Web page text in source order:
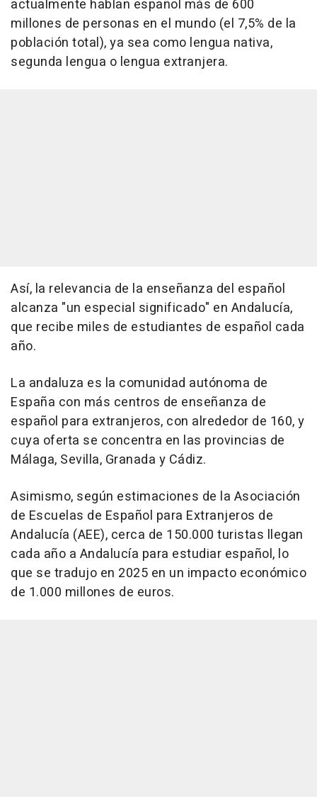
actualmente hablan español más de 600
millones de personas en el mundo (el 7,5% de la
población total), ya sea como lengua nativa,
segunda lengua o lengua extranjera.
Así, la relevancia de la enseñanza del español
alcanza "un especial significado" en Andalucía,
que recibe miles de estudiantes de español cada
año.
La andaluza es la comunidad autónoma de
España con más centros de enseñanza de
español para extranjeros, con alrededor de 160, y
cuya oferta se concentra en las provincias de
Málaga, Sevilla, Granada y Cádiz.
Asimismo, según estimaciones de la Asociación
de Escuelas de Español para Extranjeros de
Andalucía (AEE), cerca de 150.000 turistas llegan
cada año a Andalucía para estudiar español, lo
que se tradujo en 2025 en un impacto económico
de 1.000 millones de euros.